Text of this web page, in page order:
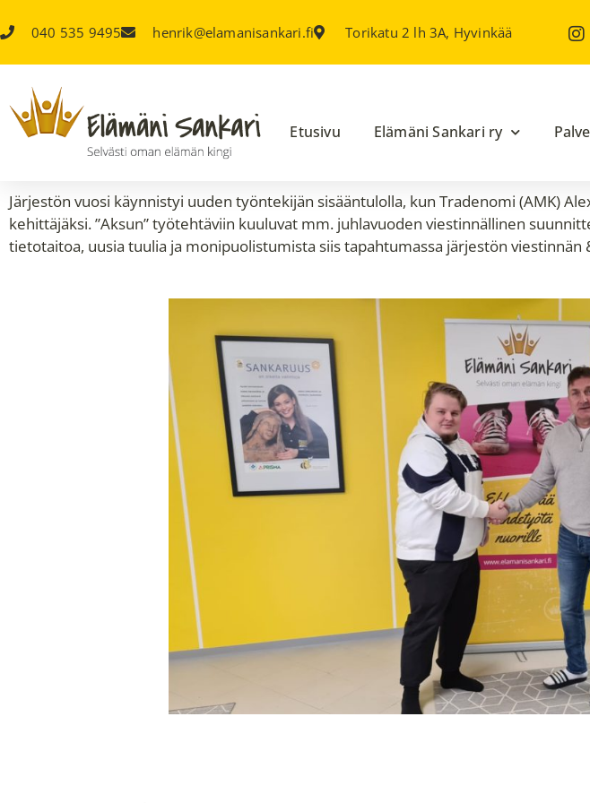
040 535 9495 henrik@elamanisankari.fi Torikatu 2 lh 3A, Hyvinkää
Etusivu Elämäni Sankari ry
Järjestön vuosi käynnistyi uuden työntekijän sisääntulolla, kun Tradenomi (AMK)
kehittäjäksi. ”Aksun” työtehtäviin kuuluvat mm. juhlavuoden viestinnällinen
tietotaitoa, uusia tuulia ja monipuolistumista siis tapahtumassa järjestön